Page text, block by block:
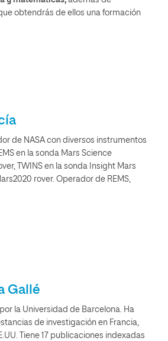
obtendrás de ellos una formación
de NASA con diversos instrumentos
en la sonda Mars Science
TWINS en la sonda Insight Mars
rover. Operador de REMS,
Gallé
la Universidad de Barcelona. Ha
de investigación en Francia,
Tiene 17 publicaciones indexadas